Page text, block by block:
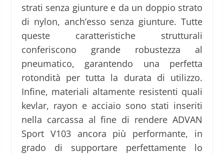
strati senza giunture e da un doppio strato
di nylon, anch’esso senza giunture. Tutte
queste caratteristiche strutturali
conferiscono grande robustezza al
pneumatico, garantendo una perfetta
rotondità per tutta la durata di utilizzo.
Infine, materiali altamente resistenti quali
kevlar, rayon e acciaio sono stati inseriti
nella carcassa al fine di rendere ADVAN
Sport V103 ancora più performante, in
grado di supportare perfettamente lo